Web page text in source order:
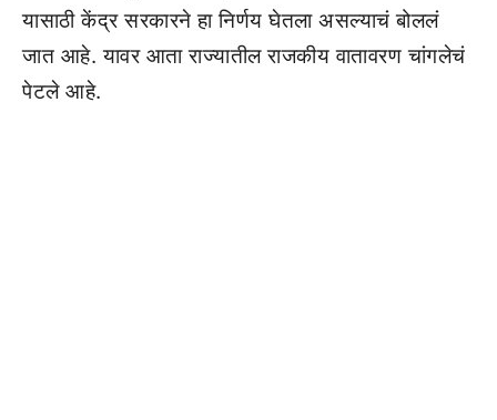
यासाठी केंद्र सरकारने हा निर्णय घेतला असल्याचं बोललं
जात आहे. यावर आता राज्यातील राजकीय वातावरण चांगलेचं
पेटले आहे.